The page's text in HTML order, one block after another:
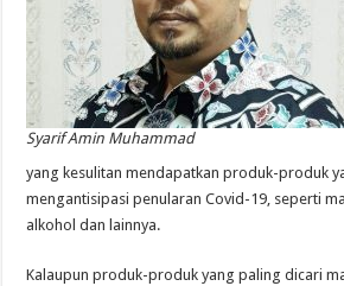
Syarif Amin Muhammad
yang kesulitan mendapatkan produk-produk
mengantisipasi penularan Covid-19, seperti
alkohol dan lainnya.
Kalaupun produk-produk yang paling dicari